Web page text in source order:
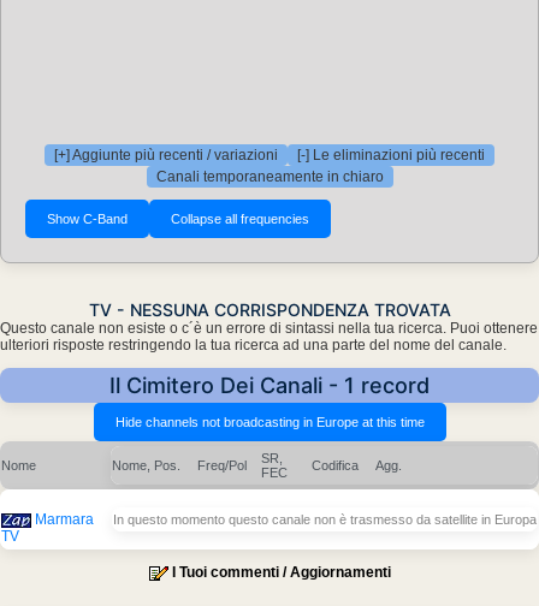
[+] Aggiunte più recenti / variazioni
[-] Le eliminazioni più recenti
Canali temporaneamente in chiaro
TV - NESSUNA CORRISPONDENZA TROVATA
Questo canale non esiste o c´è un errore di sintassi nella tua ricerca. Puoi ottenere
ulteriori risposte restringendo la tua ricerca ad una parte del nome del canale.
Il Cimitero Dei Canali - 1 record
Nome Nome, Pos. Freq/Pol
SR,
FEC
Codifica Agg.
Marmara
TV
In questo momento questo canale non è trasmesso da satellite in Europa
I Tuoi commenti / Aggiornamenti